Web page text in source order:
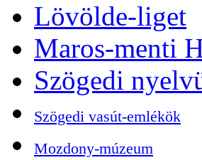
Lövölde-liget
Maros-menti
Szögedi
Szögedi vasút-emlékök
Mozdony-múzeum